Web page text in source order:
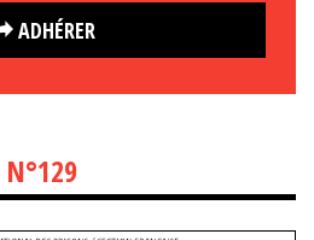
ADHÉRER
N°129